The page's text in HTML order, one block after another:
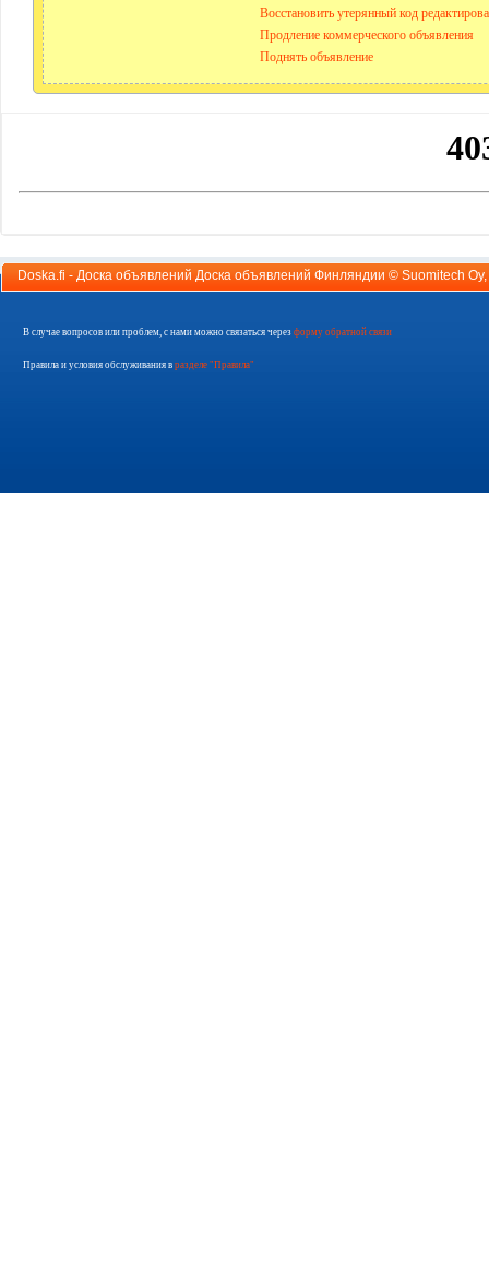
Восстановить утерянный код
Продление коммерческого объявления
Поднять объявление
Doska.fi - Доска объявлений Доска объявлений Финляндии © Suomitech Oy
В случае вопросов или проблем, с нами можно связаться через форму обратной связи
Правила и условия обслуживания в разделе "Правила"